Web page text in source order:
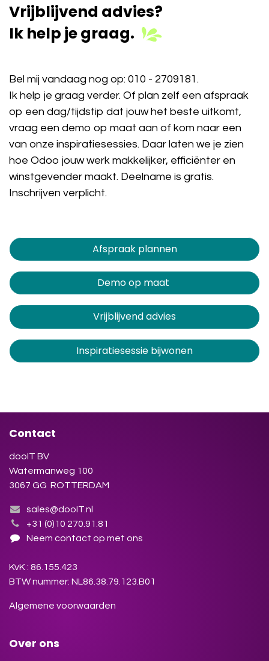
Vrijblijvend advies?
Ik help je graag.
Bel mij vandaag nog op: 010 - 2709181 .
Ik help je graag verder. Of plan zelf een afspraak
op een dag/tijdstip dat jouw het beste uitkomt,
vraag een demo op maat aan of kom naar een
van onze inspiratiesessies. Daar laten we je zien
hoe Odoo jouw werk makkelijker, efficiënter en
winstgevender maakt. Deelname is gratis.
Inschrijven verplicht.
Afspraak plannen​​​​
Demo op maat
Vrijblijvend advies
Inspiratiesessie bijwonen
Contact
dooIT BV
Watermanweg 100
3067 GG ROTTERDAM
sales@dooIT.nl
+31 (0)10 270.91.81
Neem contact op met ons
KvK : 86.155.423
BTW nummer: NL86.38.79.123.B01
Algemene voorwaarden
Over ons